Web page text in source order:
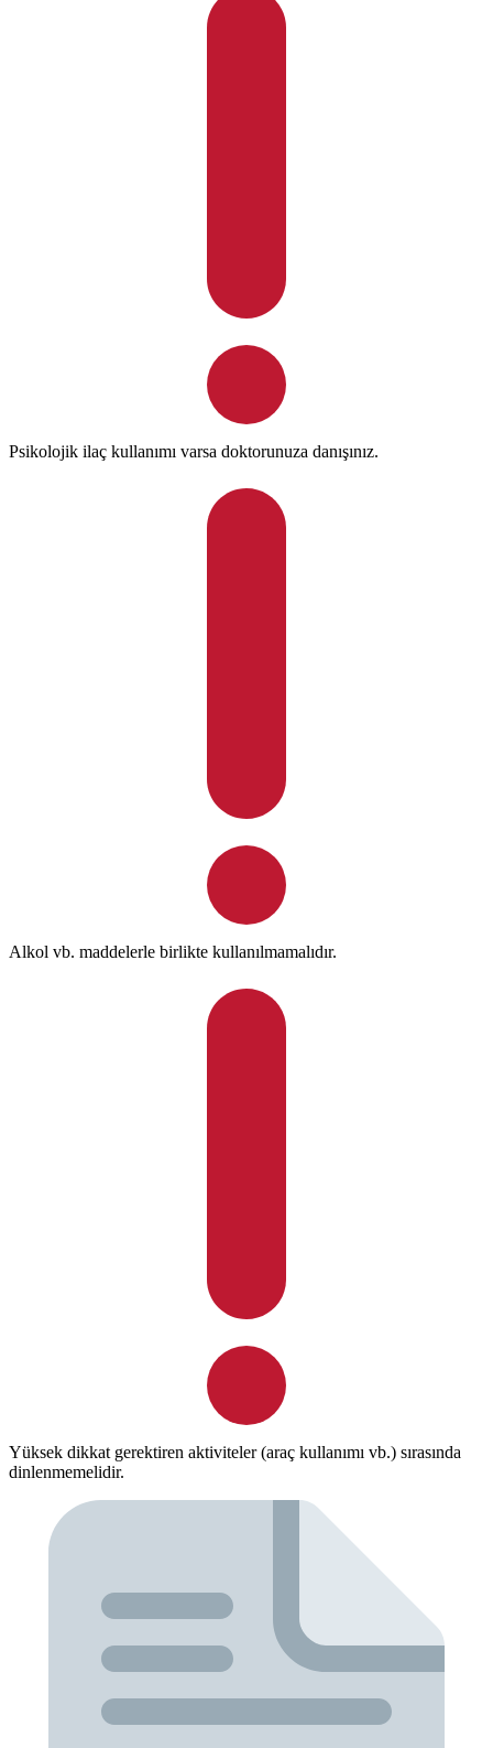
Psikolojik ilaç kullanımı varsa doktorunuza danışınız.
Alkol vb. maddelerle birlikte kullanılmamalıdır.
Yüksek dikkat gerektiren aktiviteler (araç kullanımı vb.) sırasında
dinlenmemelidir.